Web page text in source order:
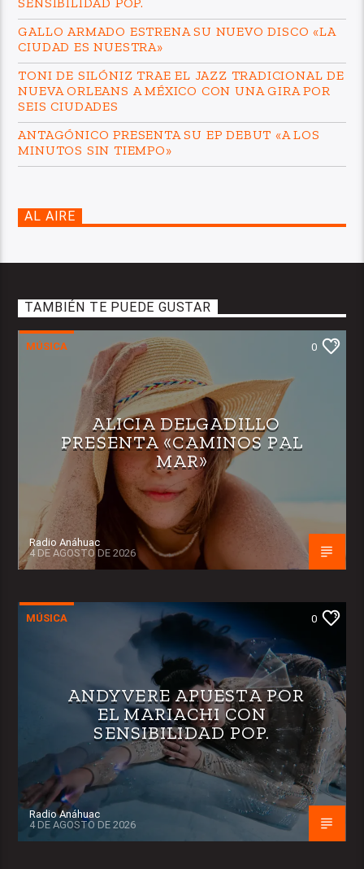
SENSIBILIDAD POP.
GALLO ARMADO ESTRENA SU NUEVO DISCO «LA
CIUDAD ES NUESTRA»
TONI DE SILÓNIZ TRAE EL JAZZ TRADICIONAL DE
NUEVA ORLEANS A MÉXICO CON UNA GIRA POR
SEIS CIUDADES
ANTAGÓNICO PRESENTA SU EP DEBUT «A LOS
MINUTOS SIN TIEMPO»
AL AIRE
TAMBIÉN TE PUEDE GUSTAR
MÚSICA 0
ALICIA DELGADILLO
PRESENTA «CAMINOS PAL
MAR»
Radio Anáhuac
4 DE AGOSTO DE 2026
MÚSICA 0
ANDYVERE APUESTA POR
EL MARIACHI CON
SENSIBILIDAD POP.
Radio Anáhuac
4 DE AGOSTO DE 2026